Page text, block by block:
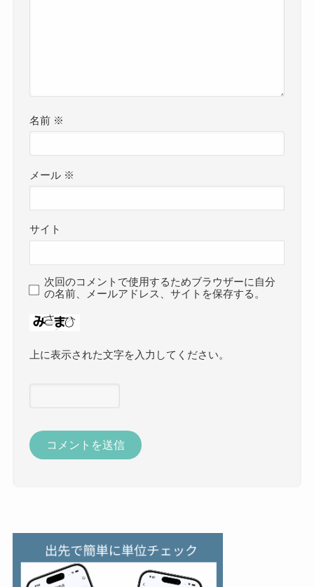
名前 ※
メール ※
サイト
次回のコメントで使用するためブラウザーに自分
の名前、メールアドレス、サイトを保存する。
上に表示された文字を入力してください。